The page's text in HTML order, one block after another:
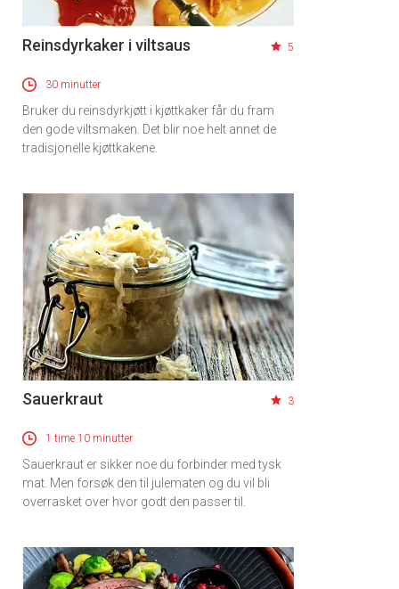
Reinsdyrkaker i viltsaus 5
30 minutter
Bruker du reinsdyrkjøtt i kjøttkaker får du fram
den gode viltsmaken. Det blir noe helt annet de
tradisjonelle kjøttkakene.
Sauerkraut 3
1 time 10 minutter
Sauerkraut er sikker noe du forbinder med tysk
mat. Men forsøk den til julematen og du vil bli
overrasket over hvor godt den passer til.